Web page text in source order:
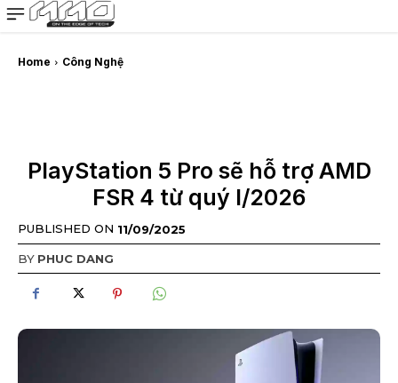
MMOSITE - Thông tin công nghệ
Bài viết nổi bật
Home Công Nghệ
PlayStation 5 Pro sẽ hỗ trợ AMD
FSR 4 từ quý I/2026
PUBLISHED ON 11/09/2025
BY PHUC DANG